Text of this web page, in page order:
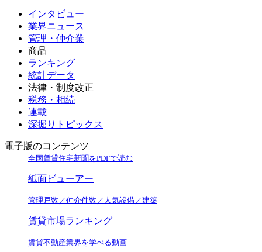
インタビュー
業界ニュース
管理・仲介業
商品
ランキング
統計データ
法律・制度改正
税務・相続
連載
深掘りトピックス
電子版のコンテンツ
全国賃貸住宅新聞をPDFで読む
紙面ビューアー
管理戸数／仲介件数／人気設備／建築
賃貸市場ランキング
賃貸不動産業界を学べる動画